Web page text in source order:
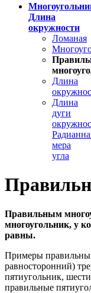
Длина
окружности
Ломаная
Длина
Длина
дуги
мера
угла
Правильным
многоугольник, у
равны.
Примеры
равносторонний)
пятиугольник,
правильные